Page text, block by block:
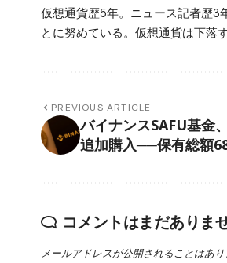
仮想通貨歴5年。ニュース記者歴3
とに努めている。仮想通貨は下落
PREVIOUS ARTICLE
バイナンスSAFU基金
追加購入──保有総額
コメントはまだありま
メールアドレスが公開されることはあり